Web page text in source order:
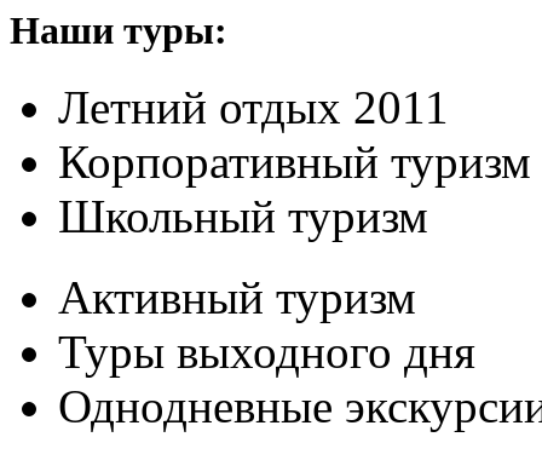
Наши туры:
Летний отдых 2011
Корпоративный туризм
Школьный туризм
Активный туризм
Туры выходного дня
Однодневные